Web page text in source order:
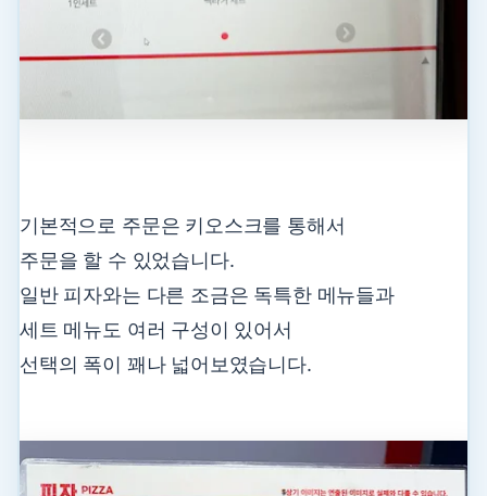
기본적으로 주문은 키오스크를 통해서
주문을 할 수 있었습니다.
일반 피자와는 다른 조금은 독특한 메뉴들과
세트 메뉴도 여러 구성이 있어서
선택의 폭이 꽤나 넓어보였습니다.